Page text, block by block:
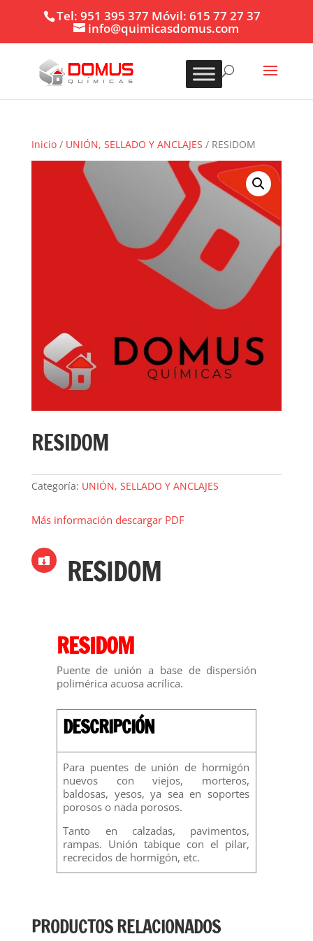
Tel: 951 395 377 Móvil: 615 77 27 37
info@quimicasdomus.com
Inicio/ UNIÓN, SELLADO Y ANCLAJES / RESIDOM
RESIDOM
Categoría: UNIÓN, SELLADO Y ANCLAJES
Más información descargar PDF
 RESIDOM
RESIDOM
Puente de unión a base de dispersión
polimérica acuosa acrílica.
DESCRIPCIÓN
Para puentes de unión de hormigón
nuevos con viejos, morteros,
baldosas, yesos, ya sea en soportes
porosos o nada porosos.
Tanto en calzadas, pavimentos,
rampas. Unión tabique con el pilar,
recrecidos de hormigón, etc.
PRODUCTOS RELACIONADOS